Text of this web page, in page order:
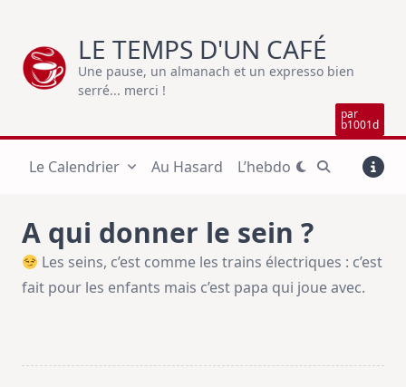
content
LE TEMPS D'UN CAFÉ
Une pause, un almanach et un expresso bien
serré... merci !
par
b1001d
Le Calendrier Au Hasard L’hebdo
A qui donner le sein ?
Les seins, c’est comme les trains électriques : c’est
fait pour les enfants mais c’est papa qui joue avec.